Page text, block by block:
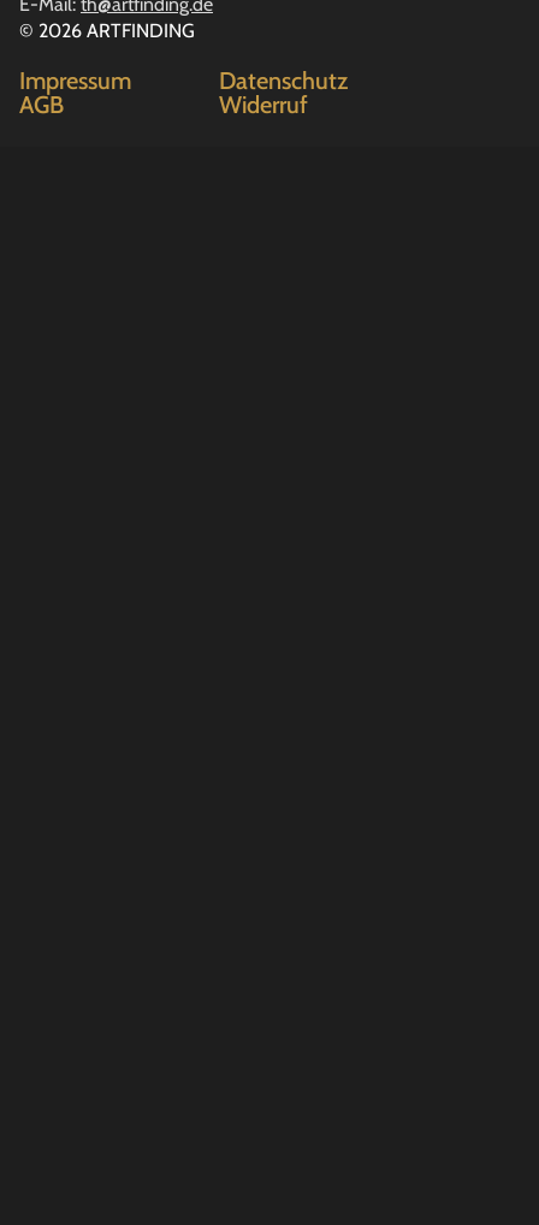
© 2026 ARTFINDING
Impressum
Datenschutz
AGB
Widerruf
E-Mail: th@artfinding.de